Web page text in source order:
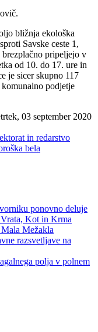
bližnja ekološka
Savske ceste 1,
brezplačno pripeljejo v
od 10. do 17. ure in
je sicer skupno 117
podjetje
03 september 2020
in redarstvo
bela
ponovno deluje
Kot in Krma
Mežakla
razsvetljave na
polja v polnem